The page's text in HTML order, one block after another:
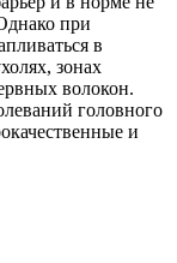
при
в
зонах
волокон.
головного
и